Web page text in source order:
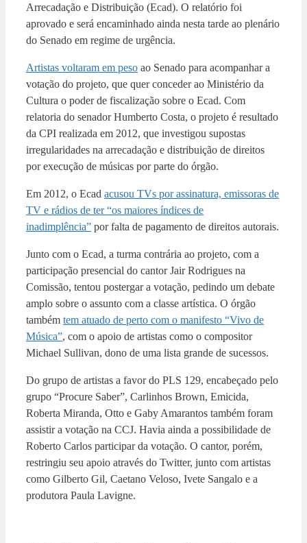
Arrecadação e Distribuição (Ecad). O relatório foi
aprovado e será encaminhado ainda nesta tarde ao plenário
do Senado em regime de urgência.
Artistas voltaram em peso ao Senado para acompanhar a
votação do projeto, que quer conceder ao Ministério da
Cultura o poder de fiscalização sobre o Ecad. Com
relatoria do senador Humberto Costa, o projeto é resultado
da CPI realizada em 2012, que investigou supostas
irregularidades na arrecadação e distribuição de direitos
por execução de músicas por parte do órgão.
Em 2012, o Ecad acusou TVs por assinatura, emissoras de
TV e rádios de ter “os maiores índices de
inadimplência” por falta de pagamento de direitos autorais.
Junto com o Ecad, a turma contrária ao projeto, com a
participação presencial do cantor Jair Rodrigues na
Comissão, tentou postergar a votação, pedindo um debate
amplo sobre o assunto com a classe artística. O órgão
também tem atuado de perto com o manifesto “Vivo de
Música”, com o apoio de artistas como o compositor
Michael Sullivan, dono de uma lista grande de sucessos.
Do grupo de artistas a favor do PLS 129, encabeçado pelo
grupo “Procure Saber”, Carlinhos Brown, Emicida,
Roberta Miranda, Otto e Gaby Amarantos também foram
assistir a votação na CCJ. Havia ainda a possibilidade de
Roberto Carlos participar da votação. O cantor, porém,
restringiu seu apoio através do Twitter, junto com artistas
como Gilberto Gil, Caetano Veloso, Ivete Sangalo e a
produtora Paula Lavigne.